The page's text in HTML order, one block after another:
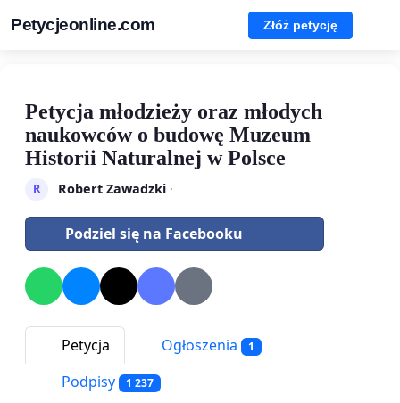
Petycjeonline.com Złóż petycję
Petycja młodzieży oraz młodych
naukowców o budowę Muzeum
Historii Naturalnej w Polsce
R Robert Zawadzki·
Podziel się na Facebooku
Petycja Ogłoszenia 1
Podpisy 1 237